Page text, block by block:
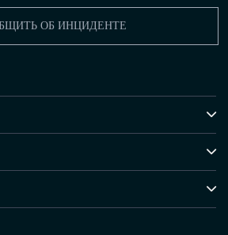
СООБЩИТЬ ОБ ИНЦИДЕНТЕ